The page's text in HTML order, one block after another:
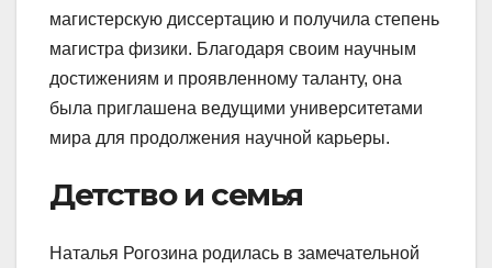
магистерскую диссертацию и получила степень
магистра физики. Благодаря своим научным
достижениям и проявленному таланту, она
была приглашена ведущими университетами
мира для продолжения научной карьеры.
Детство и семья
Наталья Рогозина родилась в замечательной